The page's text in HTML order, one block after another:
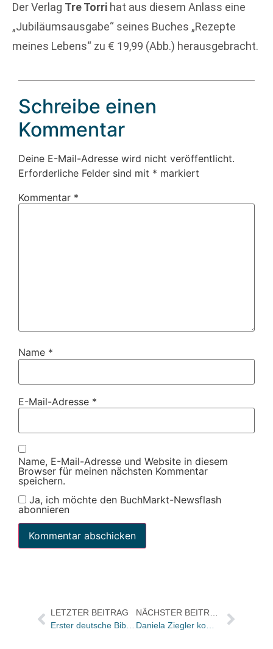
Der Verlag Tre Torri hat aus diesem Anlass eine
„Jubiläumsausgabe“ seines Buches „Rezepte
meines Lebens“ zu € 19,99 (Abb.) herausgebracht.
Schreibe einen
Kommentar
Deine E-Mail-Adresse wird nicht veröffentlicht.
Erforderliche Felder sind mit * markiert
Kommentar *
Name *
E-Mail-Adresse *
Name, E-Mail-Adresse und Website in diesem
Browser für meinen nächsten Kommentar
speichern.
Ja, ich möchte den BuchMarkt-Newsflash
abonnieren
LETZTER BEITRAG
Erster deutsche Bibel-Video-Blog gestartet